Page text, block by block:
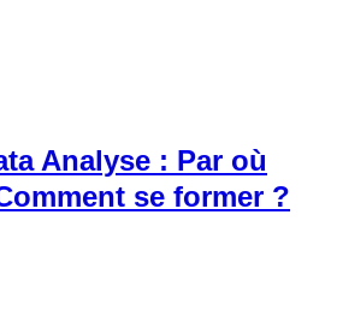
Analyse : Par où
se former ?